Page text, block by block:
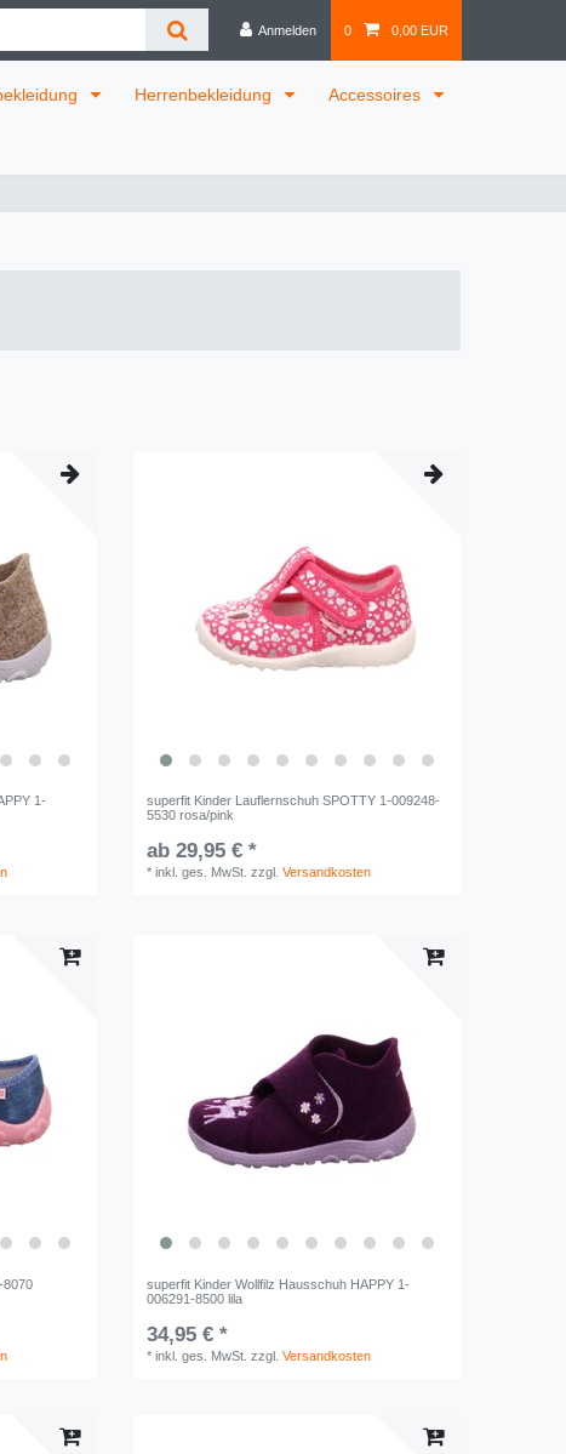
Anmelden 0 0,00 EUR
Herrenbekleidung Accessoires
1-
superfit Kinder Lauflernschuh SPOTTY 1-009248-
5530 rosa/pink
ab 29,95 € *
*inkl. ges. MwSt. zzgl.Versandkosten
8070
superfit Kinder Wollfilz Hausschuh HAPPY 1-
006291-8500 lila
34,95 € *
*inkl. ges. MwSt. zzgl.Versandkosten